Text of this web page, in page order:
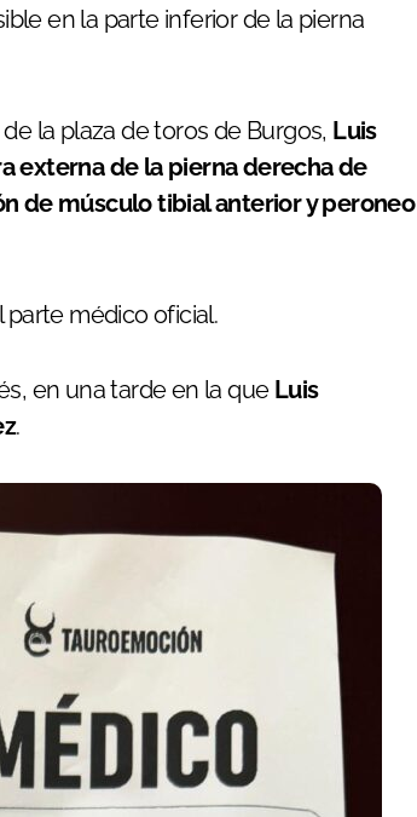
en la parte inferior de la pierna
la plaza de toros de Burgos, Luis
externa de la pierna derecha de
de músculo tibial anterior y peroneo
médico oficial.
en una tarde en la que Luis
.